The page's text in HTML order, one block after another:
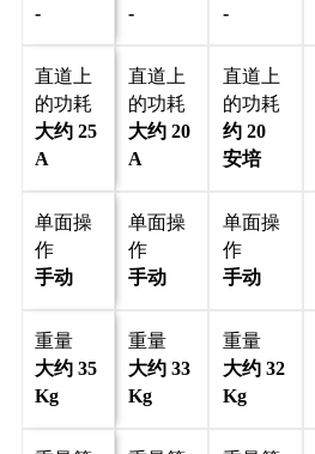
-
-
-
直道上
的功耗
大约 25
A
直道上
的功耗
大约 20
A
直道上
的功耗
约 20
安培
单面操
作
手动
单面操
作
手动
单面操
作
手动
重量
大约 35
Kg
重量
大约 33
Kg
重量
大约 32
Kg